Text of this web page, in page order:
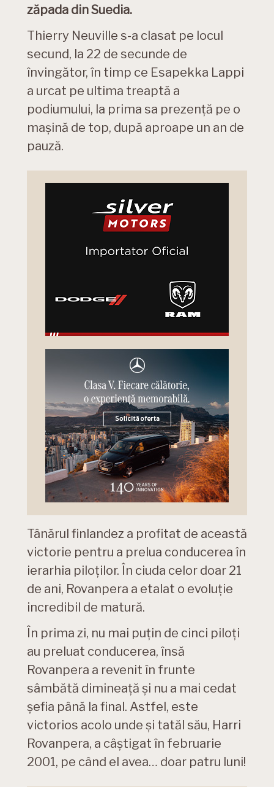
zăpada din Suedia.
Thierry Neuville s-a clasat pe locul
secund, la 22 de secunde de
învingător, în timp ce Esapekka Lappi
a urcat pe ultima treaptă a
podiumului, la prima sa prezență pe o
mașină de top, după aproape un an de
pauză.
Tânărul finlandez a profitat de această
victorie pentru a prelua conducerea în
ierarhia piloților. În ciuda celor doar 21
de ani, Rovanpera a etalat o evoluție
incredibil de matură.
În prima zi, nu mai puțin de cinci piloți
au preluat conducerea, însă
Rovanpera a revenit în frunte
sâmbătă dimineață și nu a mai cedat
șefia până la final. Astfel, este
victorios acolo unde și tatăl său, Harri
Rovanpera, a câștigat în februarie
2001, pe când el avea… doar patru luni!